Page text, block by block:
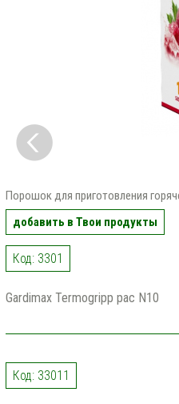
Порошок для приготовления
добавить в Твои продукты
Код: 3301
Gardimax Termogripp pac N10
Код: 33011